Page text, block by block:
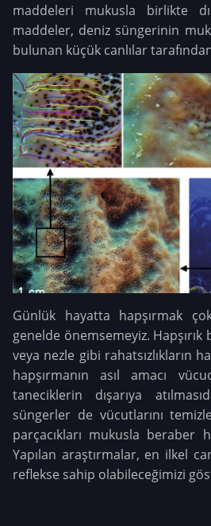
maddeleri mukusla birlikte
maddeler, deniz süngerinin
bulunan küçük canlılar
Günlük hayatta hapşırmak
genelde önemsemeyiz.
veya nezle gibi rahatsızlıkların
hapşırmanın asıl amacı
taneciklerin dışarıya
süngerler de vücutlarını
parçacıkları mukusla beraber
Yapılan araştırmalar, en ilkel
reflekse sahip olabileceğimizi